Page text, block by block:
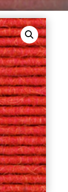
wir Ihnen
Das
aus